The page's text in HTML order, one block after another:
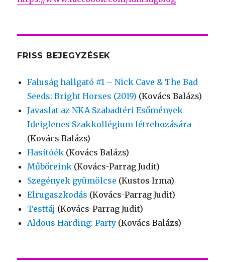
FRISS BEJEGYZÉSEK
Faluság hallgató #1 – Nick Cave & The Bad
Seeds: Bright Horses (2019) (Kovács Balázs)
Javaslat az NKA Szabadtéri Esőmények
Ideiglenes Szakkollégium létrehozására
(Kovács Balázs)
Hasítóék (Kovács Balázs)
Műbőreink (Kovács-Parrag Judit)
Szegények gyümölcse (Kustos Irma)
Elrugaszkodás (Kovács-Parrag Judit)
Testtáj (Kovács-Parrag Judit)
Aldous Harding: Party (Kovács Balázs)